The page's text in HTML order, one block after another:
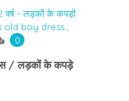
वर्ष - लड़कों के कपड़ों
old boy dress
0
/ लड़कों के कपड़े